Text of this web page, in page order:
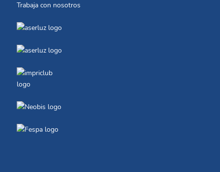
Trabaja con nosotros